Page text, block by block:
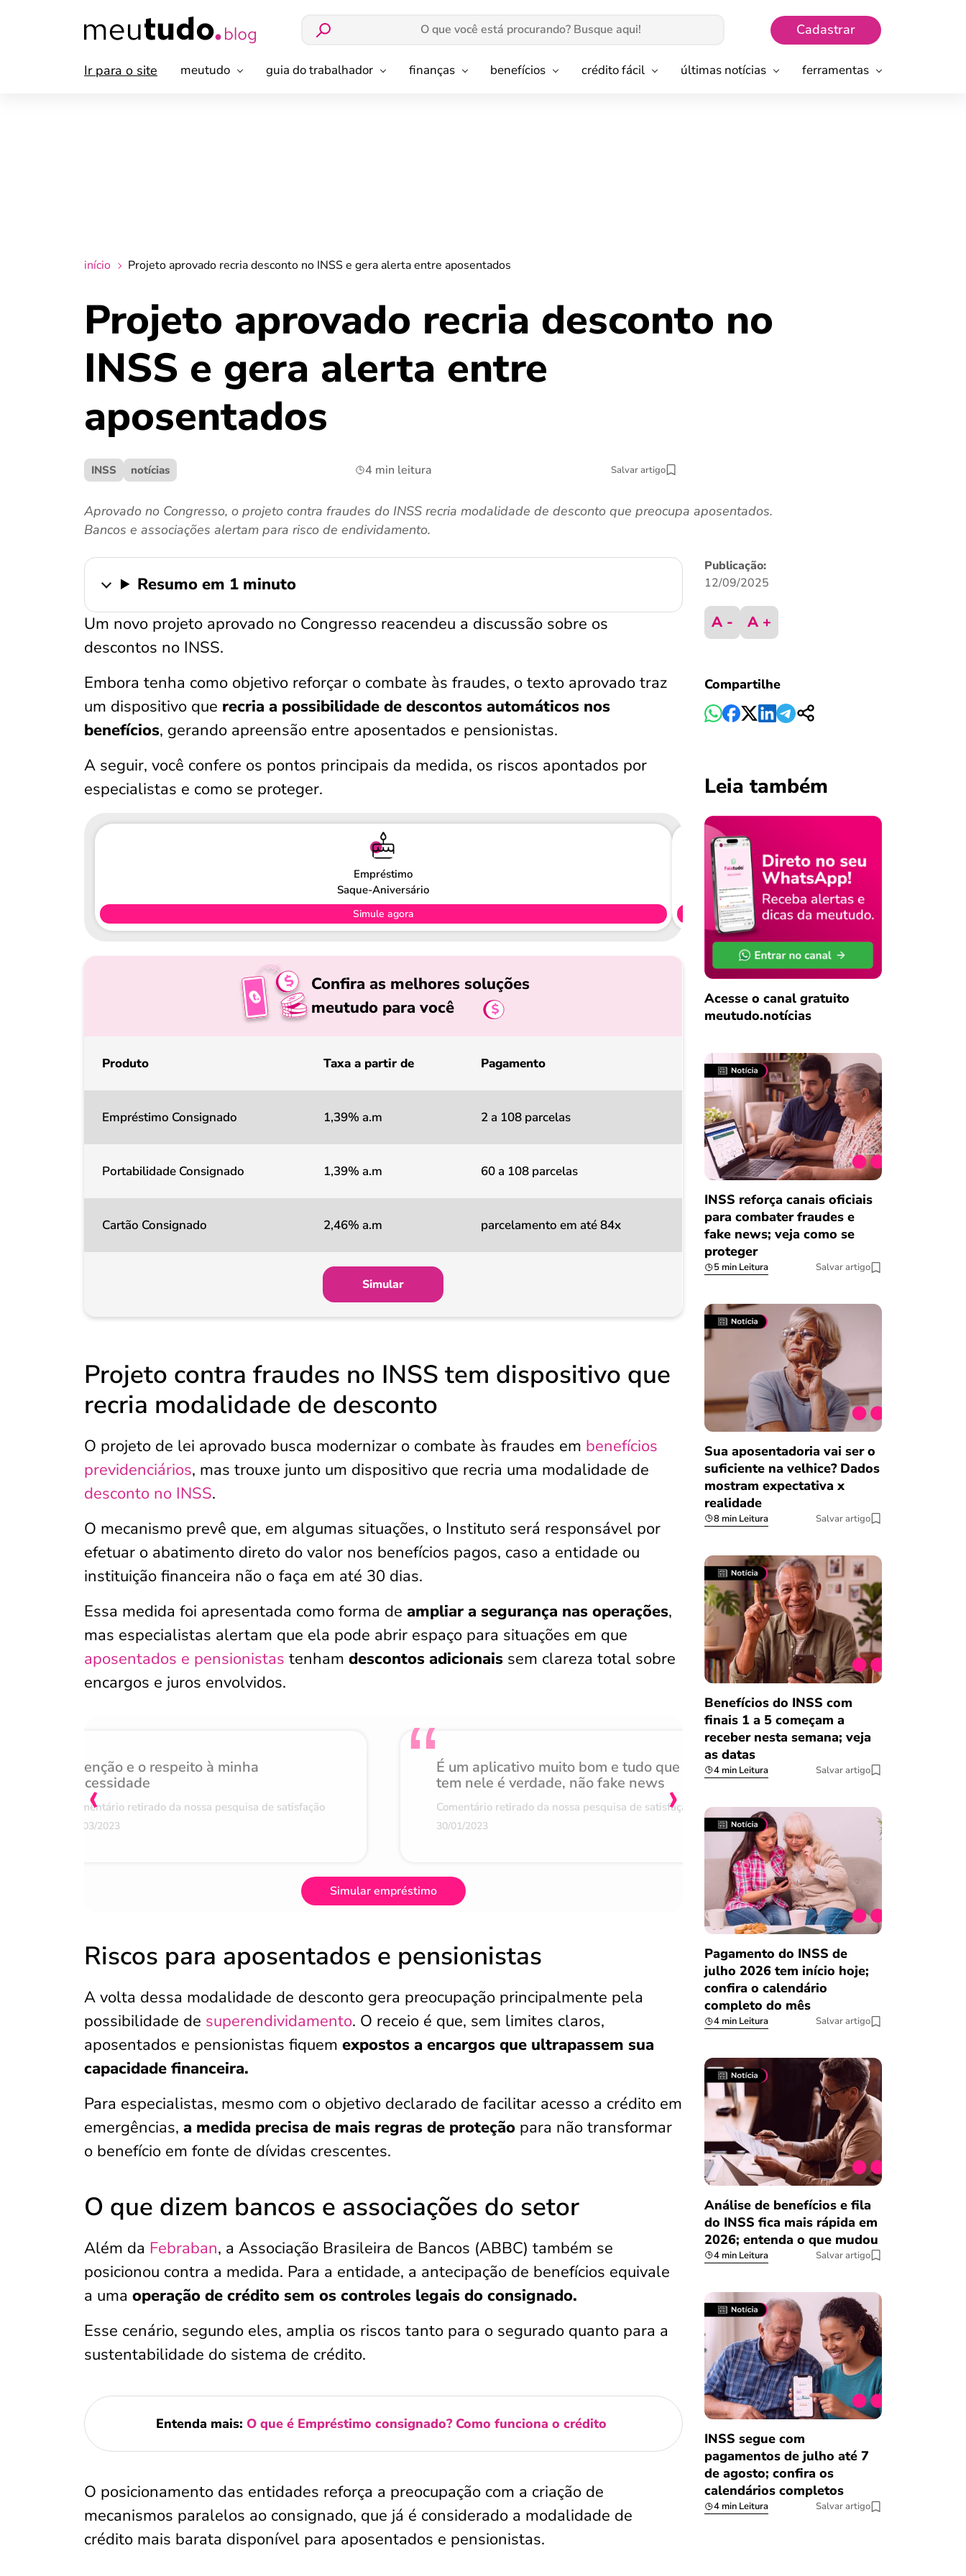
Cadastrar
Ir para o site meutudo guia do trabalhador finanças benefícios crédito fácil últimas notícias ferramentas
início Projeto aprovado recria desconto no INSS e gera alerta entre aposentados
Projeto aprovado recria desconto no
INSS e gera alerta entre
aposentados
INSS notícias 4 min leitura Salvar artigo
Aprovado no Congresso, o projeto contra fraudes do INSS recria modalidade de desconto que preocupa aposentados.
Bancos e associações alertam para risco de endividamento.
Resumo em 1 minuto
Um novo projeto aprovado no Congresso reacendeu a discussão sobre os
descontos no INSS.
Embora tenha como objetivo reforçar o combate às fraudes, o texto aprovado traz
um dispositivo que recria a possibilidade de descontos automáticos nos
benefícios, gerando apreensão entre aposentados e pensionistas.
A seguir, você confere os pontos principais da medida, os riscos apontados por
especialistas e como se proteger.
Empréstimo
Saque-Aniversário
Simule agora
Confira as melhores soluções
meutudo para você
Produto Taxa a partir de Pagamento
Empréstimo Consignado 1,39% a.m 2 a 108 parcelas
Portabilidade Consignado 1,39% a.m 60 a 108 parcelas
Cartão Consignado 2,46% a.m parcelamento em até 84x
Simular
Projeto contra fraudes no INSS tem dispositivo que
recria modalidade de desconto
O projeto de lei aprovado busca modernizar o combate às fraudes em benefícios
previdenciários, mas trouxe junto um dispositivo que recria uma modalidade de
desconto no INSS.
O mecanismo prevê que, em algumas situações, o Instituto será responsável por
efetuar o abatimento direto do valor nos benefícios pagos, caso a entidade ou
instituição financeira não o faça em até 30 dias.
Essa medida foi apresentada como forma de ampliar a segurança nas operações,
mas especialistas alertam que ela pode abrir espaço para situações em que
aposentados e pensionistas tenham descontos adicionais sem clareza total sobre
encargos e juros envolvidos.
Atenção e o respeito à minha
necessidade
Comentário retirado da nossa pesquisa de satisfação
07/03/2023
É um aplicativo muito bom e tudo que
tem nele é verdade, não fake news
Comentário retirado da nossa pesquisa de satisfação
30/01/2023
Achei muito rápido,
Comentário retirado da nossa
08/03/2023
‹ ›
Simular empréstimo
Riscos para aposentados e pensionistas
A volta dessa modalidade de desconto gera preocupação principalmente pela
possibilidade de superendividamento. O receio é que, sem limites claros,
aposentados e pensionistas fiquem expostos a encargos que ultrapassem sua
capacidade financeira.
Para especialistas, mesmo com o objetivo declarado de facilitar acesso a crédito em
emergências, a medida precisa de mais regras de proteção para não transformar
o benefício em fonte de dívidas crescentes.
O que dizem bancos e associações do setor
Além da Febraban, a Associação Brasileira de Bancos (ABBC) também se
posicionou contra a medida. Para a entidade, a antecipação de benefícios equivale
a uma operação de crédito sem os controles legais do consignado.
Esse cenário, segundo eles, amplia os riscos tanto para o segurado quanto para a
sustentabilidade do sistema de crédito.
Entenda mais: O que é Empréstimo consignado? Como funciona o crédito
O posicionamento das entidades reforça a preocupação com a criação de
mecanismos paralelos ao consignado, que já é considerado a modalidade de
crédito mais barata disponível para aposentados e pensionistas.
Publicação:
12/09/2025
A - A +
Compartilhe
Leia também
Acesse o canal gratuito
meutudo.notícias
INSS reforça canais oficiais
para combater fraudes e
fake news; veja como se
proteger
5 min Leitura Salvar artigo
Sua aposentadoria vai ser o
suficiente na velhice? Dados
mostram expectativa x
realidade
8 min Leitura Salvar artigo
Benefícios do INSS com
finais 1 a 5 começam a
receber nesta semana; veja
as datas
4 min Leitura Salvar artigo
Pagamento do INSS de
julho 2026 tem início hoje;
confira o calendário
completo do mês
4 min Leitura Salvar artigo
Análise de benefícios e fila
do INSS fica mais rápida em
2026; entenda o que mudou
4 min Leitura Salvar artigo
INSS segue com
pagamentos de julho até 7
de agosto; confira os
calendários completos
4 min Leitura Salvar artigo